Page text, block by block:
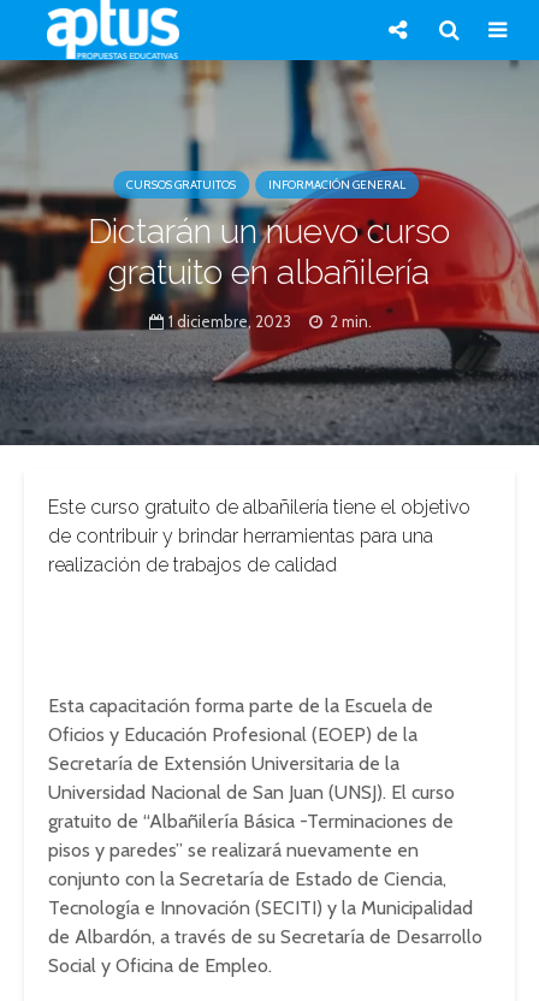
CURSOS GRATUITOS INFORMACIÓN GENERAL
Dictarán un nuevo curso
gratuito en albañilería
1 diciembre, 2023 2 min.
Este curso gratuito de albañilería tiene el objetivo
de contribuir y brindar herramientas para una
realización de trabajos de calidad
Esta capacitación forma parte de la Escuela de
Oficios y Educación Profesional (EOEP) de la
Secretaría de Extensión Universitaria de la
Universidad Nacional de San Juan (UNSJ). El curso
gratuito de “Albañilería Básica -Terminaciones de
pisos y paredes” se realizará nuevamente en
conjunto con la Secretaría de Estado de Ciencia,
Tecnología e Innovación (SECITI) y la Municipalidad
de Albardón, a través de su Secretaría de Desarrollo
Social y Oficina de Empleo.